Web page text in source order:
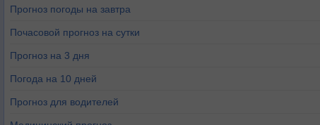
Прогноз погоды на завтра
Почасовой прогноз на сутки
Прогноз на 3 дня
Погода на 10 дней
Прогноз для водителей